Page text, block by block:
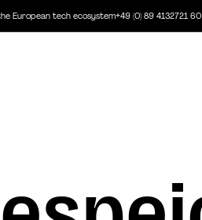
European tech ecosystem+49 (0) 89 4132721 60